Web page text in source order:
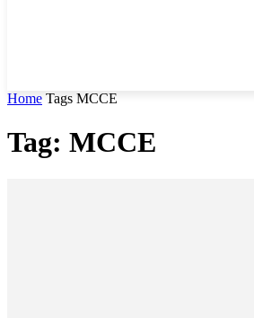
Home Tags MCCE
Tag: MCCE